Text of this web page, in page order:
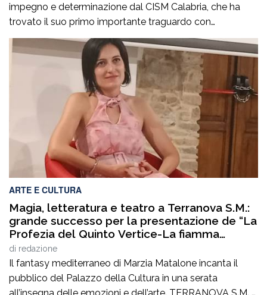
impegno e determinazione dal CISM Calabria, che ha
trovato il suo primo importante traguardo con
l’approvazione della legge regionale nel 2023 e che oggi
si completa con un ulteriore passaggio fondamentale:
l’approvazione del regolamento attuativo che disciplina
il riconoscimento e il funzionamento delle Palestre della
ARTE E CULTURA
Magia, letteratura e teatro a Terranova S.M.:
grande successo per la presentazione de “La
Profezia del Quinto Vertice-La fiamma
duplice”
di redazione
Il fantasy mediterraneo di Marzia Matalone incanta il
pubblico del Palazzo della Cultura in una serata